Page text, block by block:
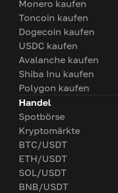
Monero kaufen
Toncoin kaufen
Dogecoin kaufen
USDC kaufen
Avalanche kaufen
Shiba Inu kaufen
Polygon kaufen
Handel
Spotbörse
Kryptomärkte
BTC/USDT
ETH/USDT
SOL/USDT
BNB/USDT